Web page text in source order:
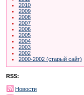
2010
2009
2008
2007
2006
2005
2004
2003
2002
2000-2002 (старый сайт)
RSS:
Новости